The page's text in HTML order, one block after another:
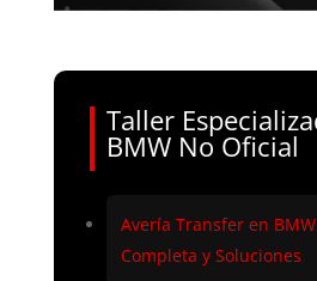
Taller
BMW No Oficial
Avería Transfer en
Completa y Soluciones